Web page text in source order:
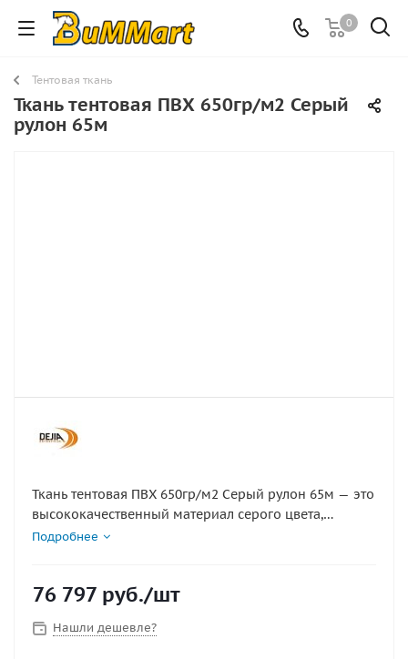
0
Тентовая ткань
Ткань тентовая ПВХ 650гр/м2 Серый
рулон 65м
Ткань тентовая ПВХ 650гр/м2 Серый рулон 65м — это
высококачественный материал серого цвета,
предназначенный для создания тентов, укрывных
водонепроницаемыми и износостойкими
использования в самых различных климатических
Подробнее
76 797 руб./шт
Нашли дешевле?